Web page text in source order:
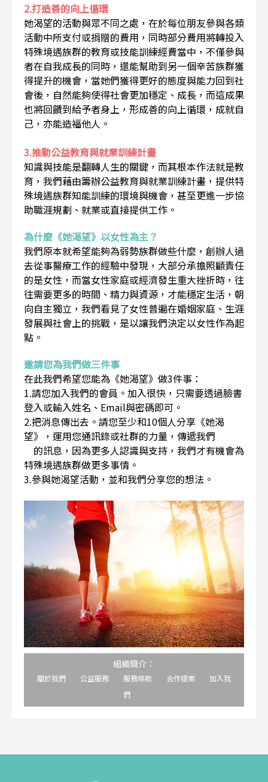
2.打造善的向上循環
她渴望的活動與眾不同之處，在於每位朋友參與各類
活動中所支付或捐贈的費用，同時部分費用將轉投入
特殊境遇族群的教育或技能訓練經費當中，不僅參與
者在自我成長的同時，還能幫助到另一個辛苦族群獲
得提升的機會，當她們獲得更好的態度與能力回到社
會後，自然能夠使得社會更加穩定、成長，而這成果
也將回饋到給予者身上，形成善的向上循環，成就自
己，亦能造福他人。
3.推動公益教育與就業訓練計畫
知識與技能是翻轉人生的關鍵，而其根本作法就是教
育，我們藉由籌辦公益教育與就業訓練計畫，提供特
殊境遇族群知能訓練的環境與機會，甚至更進一步協
助職涯規劃、就業或直接提供工作。
為什麼《她渴望》以女性為主？
我們原本就希望能夠為弱勢族群做些什麼，創辦人過
去從事醫療工作的經驗中發現，大部分承擔照顧責任
的是女性，而當女性家庭或經濟發生重大挫折時，往
往需要更多的時間、精力與資源，才能穩定生活，朝
向自主獨立，我們看見了女性普遍在婚姻家庭、生涯
發展與社會上的挑戰，是以讓我們決定以女性作為起
點。
邀請您為我們做三件事
在此我們希望您能為《她渴望》做3件事：
1.請您加入我們的會員。加入很快，只需要透過臉書
登入或輸入姓名、Email與密碼即可。
2.把消息傳出去。請您至少和10個人分享《她渴
望》，運用您通訊錄或社群的力量，傳遞我們
的訊息，因為更多人認識與支持，我們才有機會為
特殊境遇族群做更多事情。
3.參與她渴望活動，並和我們分享您的想法。
組織簡介：
關於我們 公益服務 服務條款 合作提案
加入我
們